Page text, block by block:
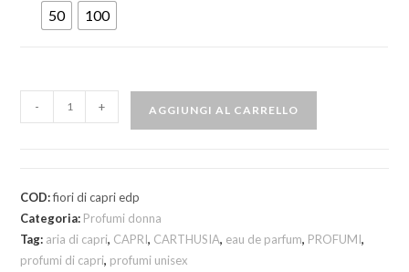
50 100
- + AGGIUNGI AL CARRELLO
COD:fiori di capri edp
Categoria: Profumi donna
Tag: aria di capri, CAPRI, CARTHUSIA, eau de parfum, PROFUMI,
profumi di capri, profumi unisex